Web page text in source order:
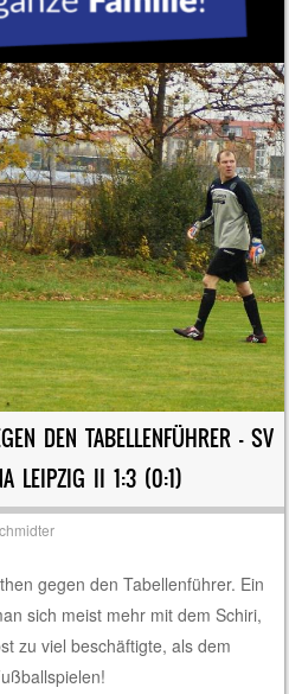
DEN TABELLENFÜHRER – SV
LEIPZIG II 1:3 (0:1)
gegen den Tabellenführer. Ein
sich meist mehr mit dem Schiri,
zu viel beschäftigte, als dem